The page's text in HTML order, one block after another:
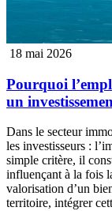
18 mai 2026
Pourquoi
un
Dans le secteur
les investisseurs :
simple critère, il
influençant à la fois
valorisation d’un
territoire, intégrer